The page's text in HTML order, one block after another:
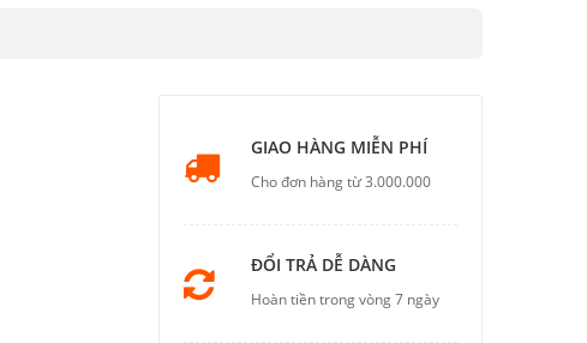
GIAO HÀNG MIỄN PHÍ
Cho đơn hàng từ 3.000.000
ĐỔI TRẢ DỄ DÀNG
Hoàn tiền trong vòng 7 ngày